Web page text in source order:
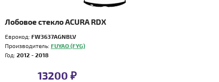
Лобовое стекло ACURA RDX
Еврокод: FW3637AGNBLV
Производитель: FUYAO (FYG)
Год: 2012 - 2018
13200 ₽